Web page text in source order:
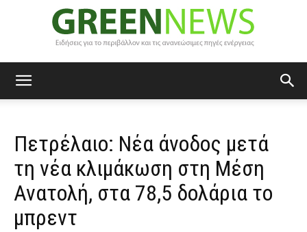
News
Πετρέλαιο: Νέα άνοδος μετά
τη νέα κλιμάκωση στη Μέση
Ανατολή, στα 78,5 δολάρια το
μπρεντ